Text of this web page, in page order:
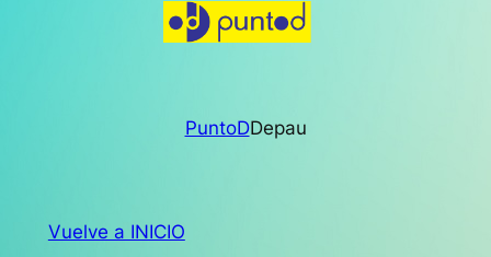
PuntoDDepau
Vuelve a INICIO